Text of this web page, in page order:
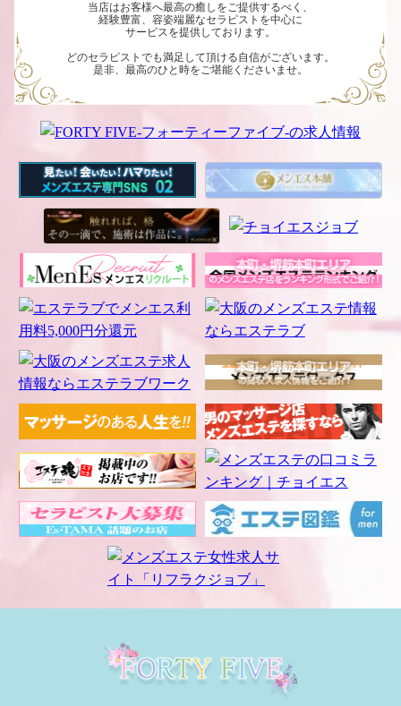
当店はお客様へ最高の癒しをご提供するべく、
経験豊富、容姿端麗なセラピストを中心に
サービスを提供しております。
どのセラピストでも満足して頂ける自信がございます。
是非、最高のひと時をご堪能くださいませ。